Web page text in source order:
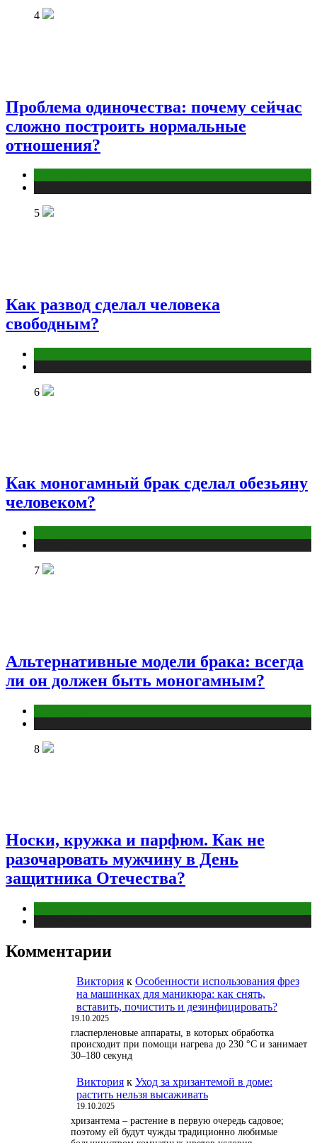
4
Проблема одиночества: почему сейчас
сложно построить нормальные
отношения?
5
Как развод сделал человека
свободным?
6
Как моногамный брак сделал обезьяну
человеком?
7
Альтернативные модели брака: всегда
ли он должен быть моногамным?
8
Носки, кружка и парфюм. Как не
разочаровать мужчину в День
защитника Отечества?
Комментарии
Виктория к Особенности использования фрез
на машинках для маникюра: как снять,
вставить, почистить и дезинфицировать?
19.10.2025
гласперленовые аппараты, в которых обработка
происходит при помощи нагрева до 230 °С и занимает
30–180 секунд
Виктория к Уход за хризантемой в доме:
растить нельзя высаживать
19.10.2025
хризантема – растение в первую очередь садовое;
поэтому ей будут чужды традиционно любимые